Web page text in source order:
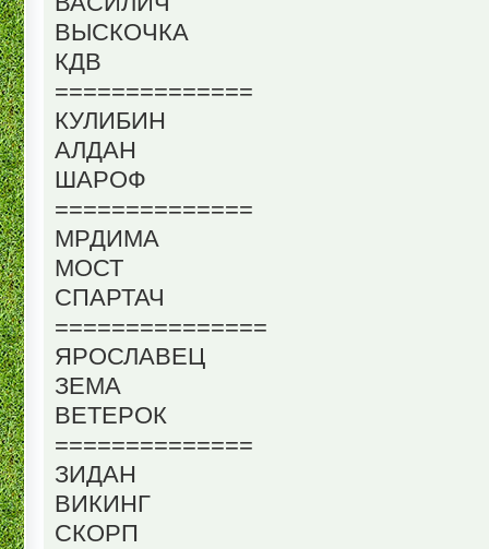
ВЫСКОЧКА
КДВ
==============
КУЛИБИН
АЛДАН
ШАРОФ
==============
МРДИМА
МОСТ
СПАРТАЧ
===============
ЯРОСЛАВЕЦ
ЗЕМА
ВЕТЕРОК
==============
ЗИДАН
ВИКИНГ
СКОРП